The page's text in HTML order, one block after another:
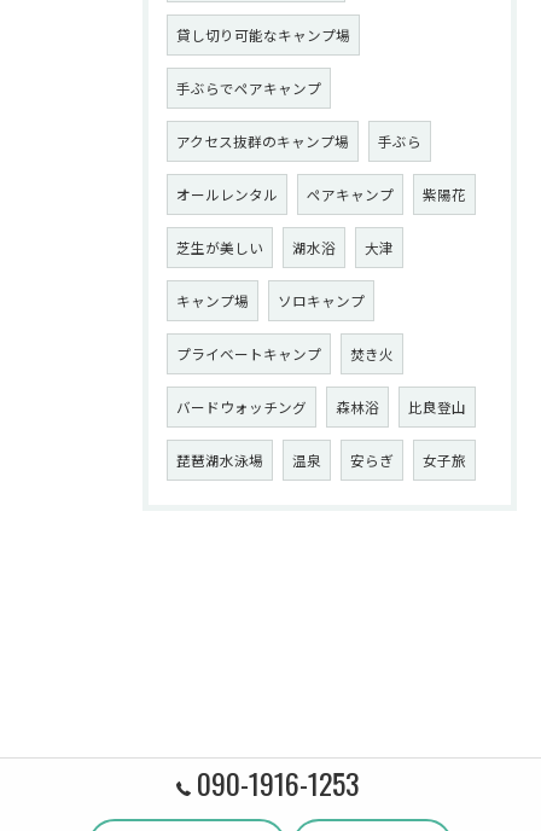
貸し切り可能なキャンプ場
手ぶらでペアキャンプ
アクセス抜群のキャンプ場 手ぶら
オールレンタル ペアキャンプ 紫陽花
芝生が美しい 湖水浴 大津
キャンプ場 ソロキャンプ
プライベートキャンプ 焚き火
バードウォッチング 森林浴 比良登山
琵琶湖水泳場 温泉 安らぎ 女子旅
090-1916-1253